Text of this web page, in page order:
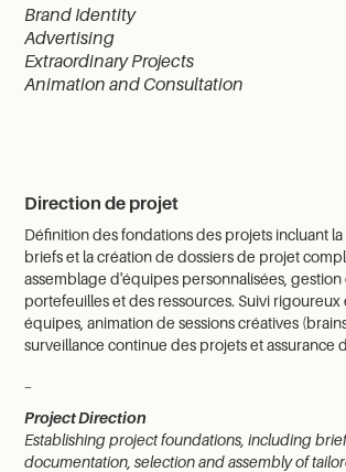
Brand Identity
Advertising
Extraordinary Projects
Animation and Consultation
Direction de projet
Définition des fondations des projets incluant
briefs et la création de dossiers de projet
assemblage d'équipes personnalisées,
portefeuilles et des ressources. Suivi rigoureux
équipes, animation de sessions créatives
surveillance continue des projets et assurance
Project Direction
Establishing project foundations, including
documentation, selection and assembly of